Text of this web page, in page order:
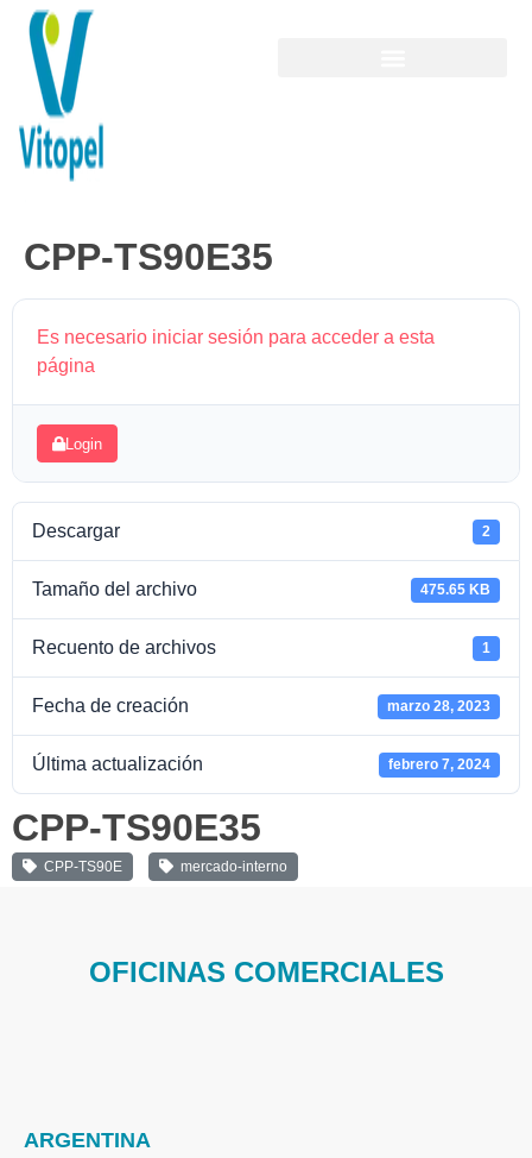
CPP-TS90E35
Es necesario iniciar sesión para acceder a esta
página
Login
Descargar 2
Tamaño del archivo 475.65 KB
Recuento de archivos 1
Fecha de creación marzo 28, 2023
Última actualización febrero 7, 2024
CPP-TS90E35
CPP-TS90E mercado-interno
OFICINAS COMERCIALES
ARGENTINA